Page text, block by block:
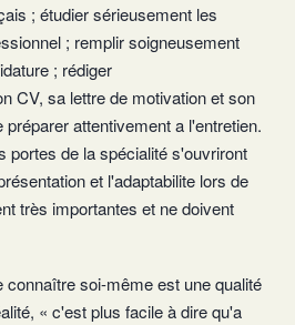
; étudier sérieusement les
; remplir soigneusement
; rédiger
CV, sa lettre de motivation et son
attentivement a l'entretien.
portes de la spécialité s'ouvriront
et l'adaptabilite lors de
très importantes et ne doivent
connaître soi-même est une qualité
« c'est plus facile à dire qu'a